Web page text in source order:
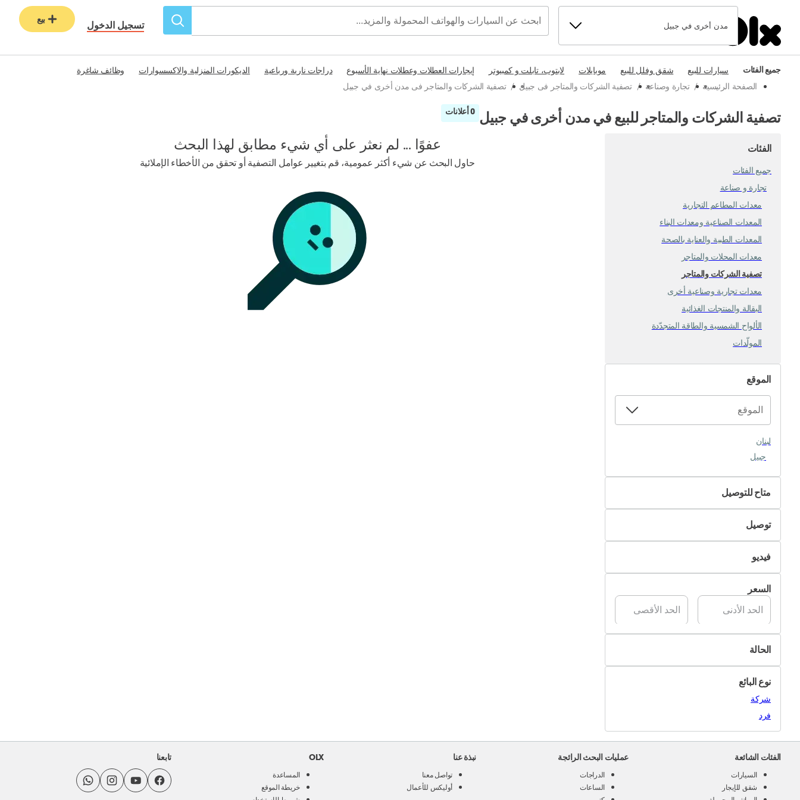
مدن أخرى في جبيل تسجيل الدخول
بيع
جميع الفئات سيارات للبيع شقق وفلل للبيع موبايلات لابتوب، تابلت و كمبيوتر إيجارات العطلات وعطلات نهاية الأسبوع دراجات نارية ورباعية الديكورات المنزلية والاكسسوارات
وظائف شاغرة
الصفحة الرئيسية / تجارة وصناعة / تصفية الشركات والمتاجر فى جبيل / تصفية الشركات والمتاجر فى مدن أخرى في جبيل
تصفية الشركات والمتاجر للبيع في مدن أخرى في جبيل 0 أعلانات
الفئات
جميع الفئات
تجارة و صناعة
معدات المطاعم التجارية
المعدات الصناعية ومعدات البناء
المعدات الطبية والعناية بالصحة
معدات المحلات والمتاجر
تصفية الشركات والمتاجر
معدات تجارية وصناعية أخرى
البقالة والمنتجات الغذائية
الألواح الشمسية والطاقة المتجدّدة
المولّدات
الموقع
لبنان
جبيل
متاح للتوصيل
لا
نعم
توصيل
التسليم الذاتي
تسليم Pik&Dropفيديو
غير متوفر
متوفرالسعر
الحالة
جديد
مستعملنوع البائع
شركة
فرد
عفوًا ... لم نعثر على أي شيء مطابق لهذا البحث
حاول البحث عن شيء أكثر عمومية، قم بتغيير عوامل التصفية أو تحقق من الأخطاء الإملائية
الفئات الشائعة
السيارات
شقق للإيجار
عمليات البحث الرائجة
الدراجات
الساعات
نبذة عنا
تواصل معنا
أوليكس للأعمال
OLX
المساعدة
خريطة الموقع
تابعنا